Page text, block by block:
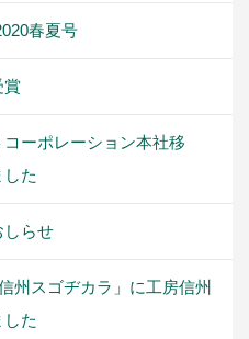
春夏号
賞
ーポレーション本社移
た
しらせ
州スゴヂカラ」に工房信州
た